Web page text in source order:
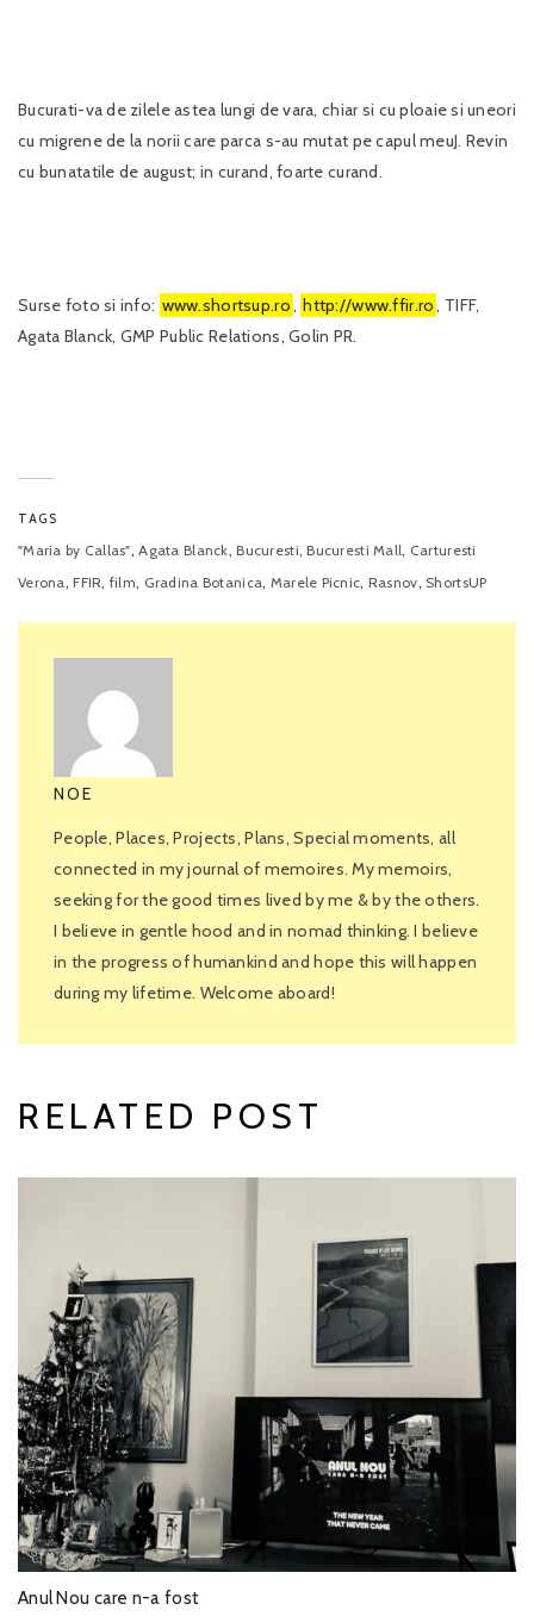
Bucurati-va de zilele astea lungi de vara, chiar si cu ploaie si uneori
cu migrene de la norii care parca s-au mutat pe capul meuJ. Revin
cu bunatatile de august; in curand, foarte curand.
Surse foto si info: www.shortsup.ro, http://www.ffir.ro, TIFF,
Agata Blanck, GMP Public Relations, Golin PR.
TAGS
"Maria by Callas",Agata Blanck,Bucuresti,Bucuresti Mall, Carturesti
Verona,FFIR, film, Gradina Botanica, Marele Picnic, Rasnov, ShortsUP
NOE
People, Places, Projects, Plans, Special moments, all
connected in my journal of memoires. My memoirs,
seeking for the good times lived by me & by the others.
I believe in gentle hood and in nomad thinking. I believe
in the progress of humankind and hope this will happen
during my lifetime. Welcome aboard!
RELATED POST
Anul Nou care n-a fost